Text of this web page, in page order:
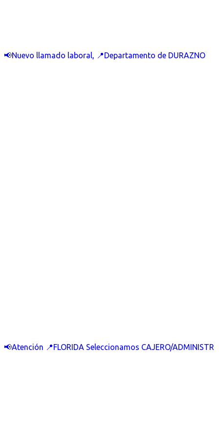
📢Nuevo llamado laboral, 📍Departamento de DURAZNO
📢Atención 📍FLORIDA Seleccionamos CAJERO/ADMINISTR